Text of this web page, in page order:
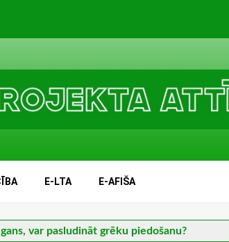
E-LTA E-AFIŠA
var pasludināt grēku piedošanu?